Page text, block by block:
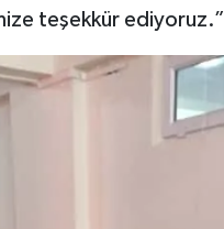
teşekkür ediyoruz.”